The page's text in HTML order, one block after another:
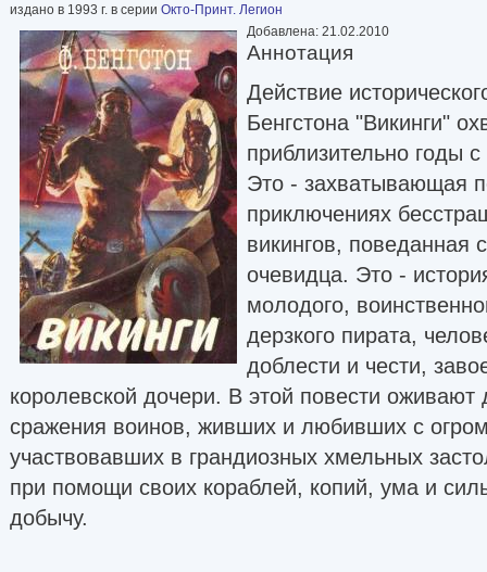
издано в 1993 г. в серии Окто-Принт. Легион
Добавлена: 21.02.2010
Аннотация
Действие
Бенгстона "Викинги"
приблизительно годы
Это - захватывающая
приключениях
викингов, поведанная
очевидца. Это -
молодого,
дерзкого пирата,
доблести и чести,
королевской дочери. В этой повести оживают
сражения воинов, живших и любивших с
участвовавших в грандиозных хмельных
при помощи своих кораблей, копий, ума и
добычу.